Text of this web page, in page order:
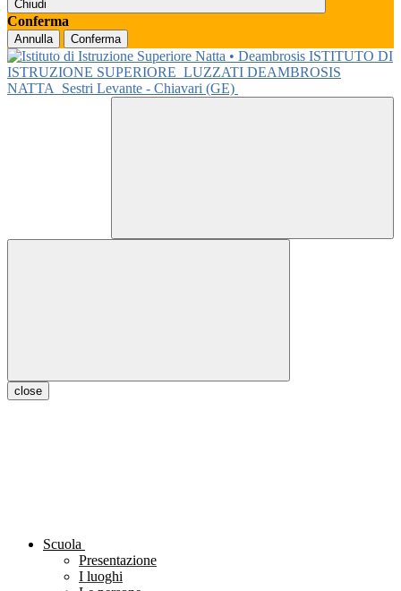
Chiudi
Conferma
Annulla Conferma
ISTITUTO DI
ISTRUZIONE SUPERIORE LUZZATI DEAMBROSIS
NATTA
Sestri Levante - Chiavari (GE)
close
Scuola
Presentazione
I luoghi